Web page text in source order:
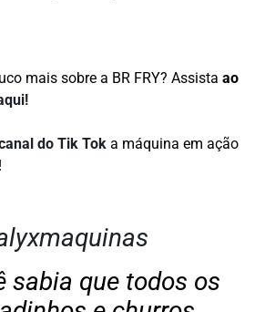
mais sobre a BR FRY? Assista ao
do Tik Tok a máquina em ação
sabia que todos os